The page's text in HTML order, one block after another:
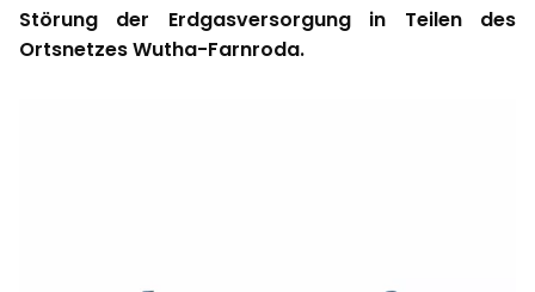
Störung der Erdgasversorgung in Teilen des
Ortsnetzes Wutha-Farnroda.